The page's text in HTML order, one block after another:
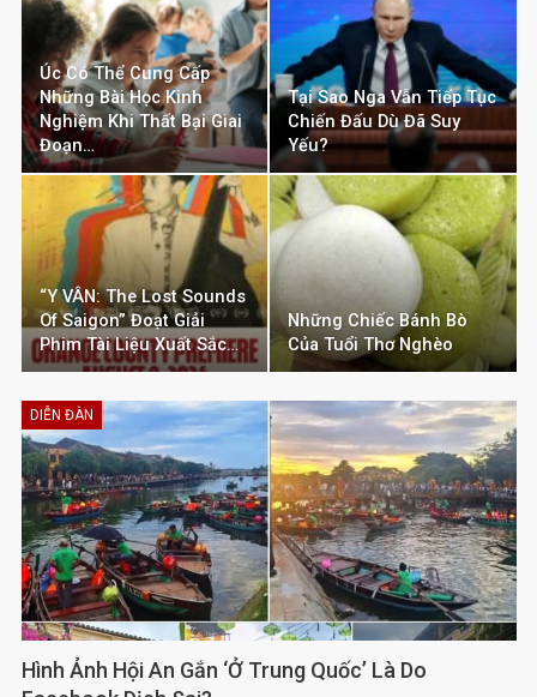
Úc Có Thể Cung Cấp
Những Bài Học Kinh
Nghiệm Khi Thất Bại Giai
Đoạn…
Tại Sao Nga Vẫn Tiếp Tục
Chiến Đấu Dù Đã Suy
Yếu?
“Y VÂN: The Lost Sounds
Of Saigon” Đoạt Giải
Phim Tài Liệu Xuất Sắc…
Những Chiếc Bánh Bò
Của Tuổi Thơ Nghèo
DIỄN ĐÀN
Hình Ảnh Hội An Gắn ‘ở Trung Quốc’ Là Do